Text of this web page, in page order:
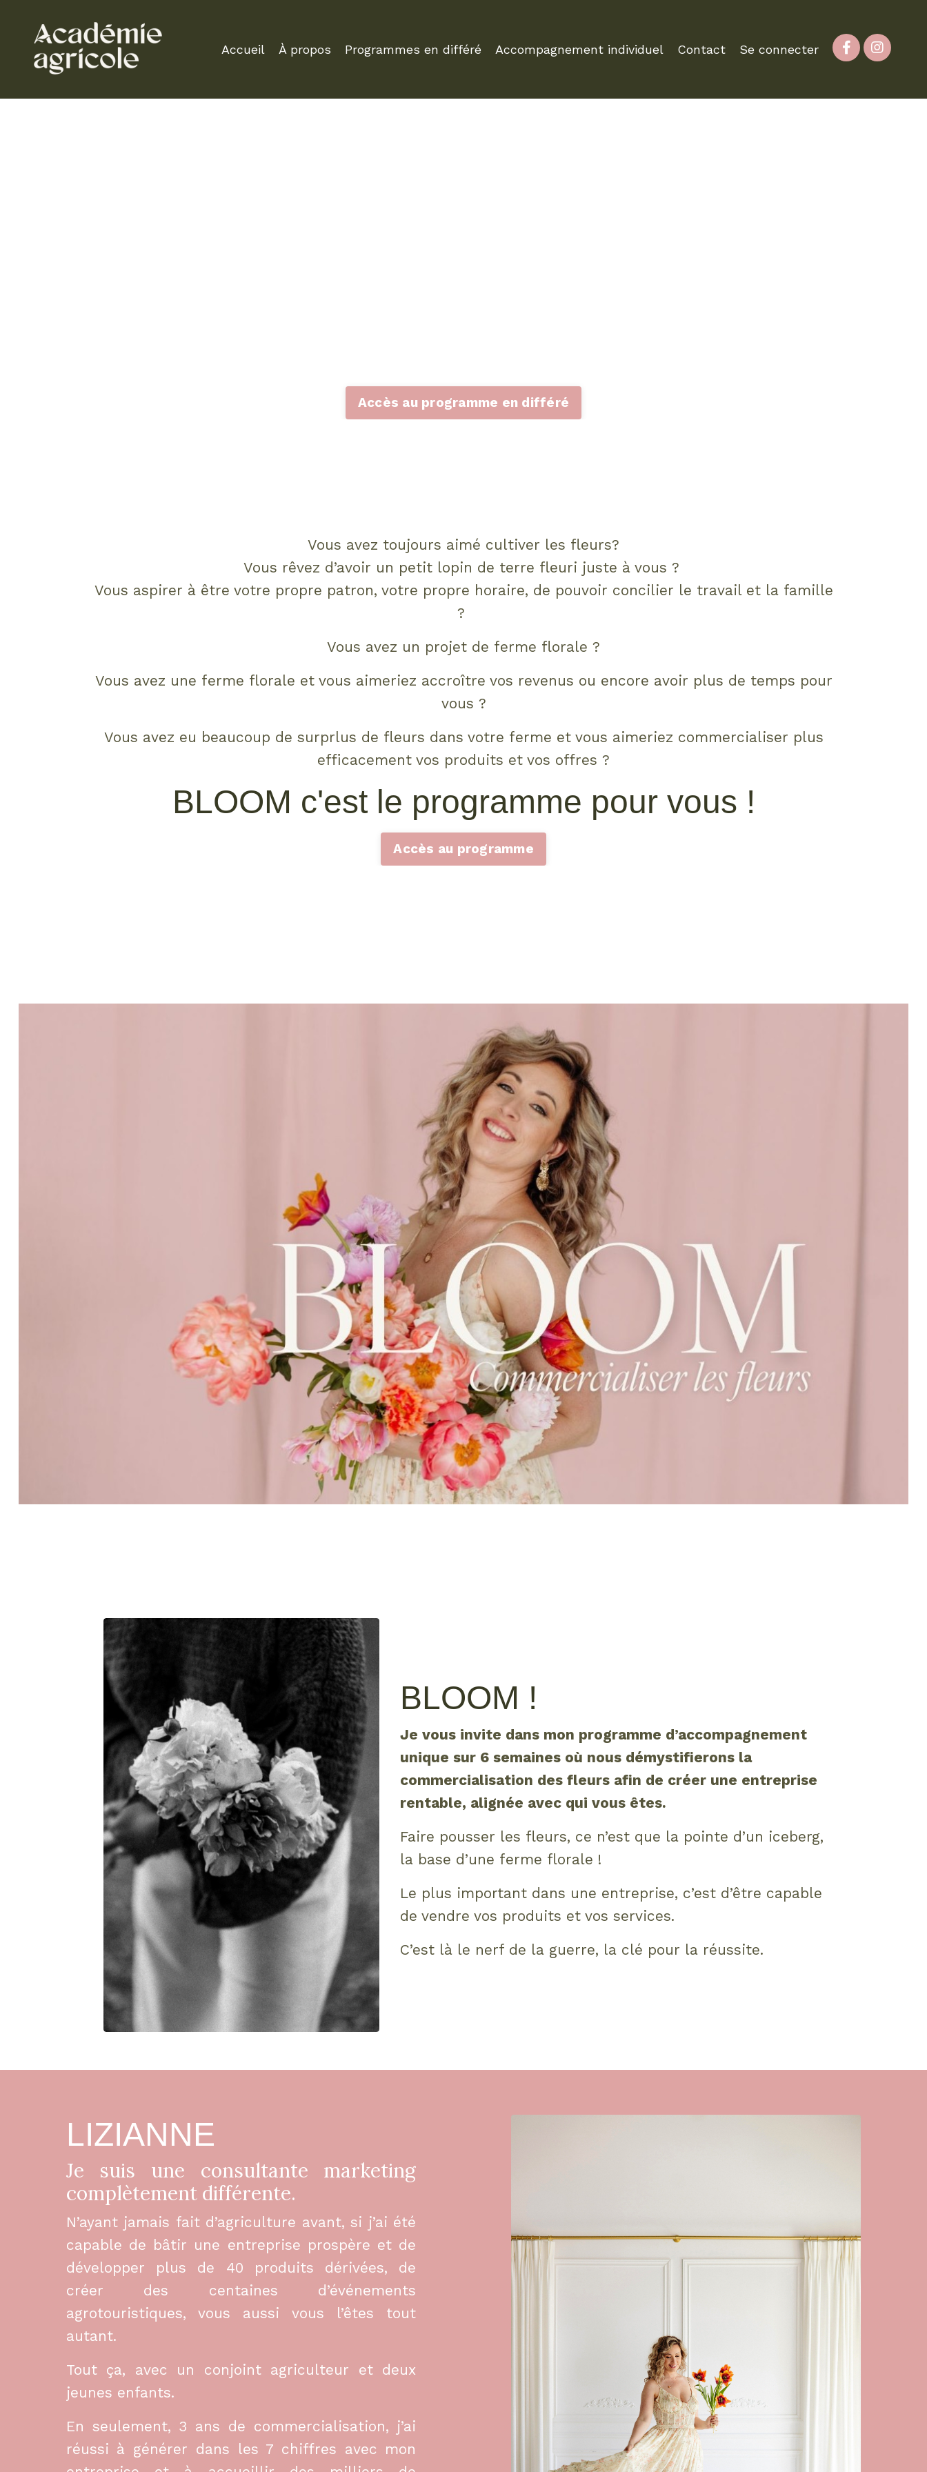
Accueil À propos Programmes en différé Accompagnement individuel Contact Se connecter
Accès au programme en différé
Vous avez toujours aimé cultiver les fleurs?
Vous rêvez d’avoir un petit lopin de terre fleuri juste à vous ?
Vous aspirer à être votre propre patron, votre propre horaire, de pouvoir concilier le travail et la famille
?
Vous avez un projet de ferme florale ?
Vous avez une ferme florale et vous aimeriez accroître vos revenus ou encore avoir plus de temps pour
vous ?
Vous avez eu beaucoup de surprlus de fleurs dans votre ferme et vous aimeriez commercialiser plus
efficacement vos produits et vos offres ?
BLOOM c'est le programme pour vous !
Accès au programme
BLOOM !
Je vous invite dans mon programme d’accompagnement
unique sur 6 semaines où nous démystifierons la
commercialisation des fleurs afin de créer une entreprise
rentable, alignée avec qui vous êtes.
Faire pousser les fleurs, ce n’est que la pointe d’un iceberg,
la base d’une ferme florale !
Le plus important dans une entreprise, c’est d’être capable
de vendre vos produits et vos services.
C’est là le nerf de la guerre, la clé pour la réussite.
LIZIANNE
Je suis une consultante marketing
complètement différente.
N’ayant jamais fait d’agriculture avant, si j’ai été
capable de bâtir une entreprise prospère et de
développer plus de 40 produits dérivées, de
créer des centaines d’événements
agrotouristiques, vous aussi vous l’êtes tout
autant.
Tout ça, avec un conjoint agriculteur et deux
jeunes enfants.
En seulement, 3 ans de commercialisation, j’ai
réussi à générer dans les 7 chiffres avec mon